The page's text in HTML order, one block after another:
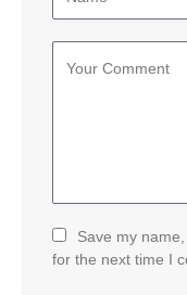
Save my
for the next time I